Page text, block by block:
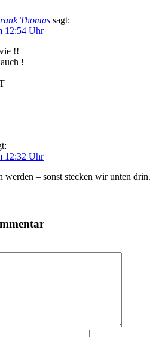
Thomas sagt:
12:54 Uhr
!!
!
12:32 Uhr
werden – sonst stecken wir unten drin.